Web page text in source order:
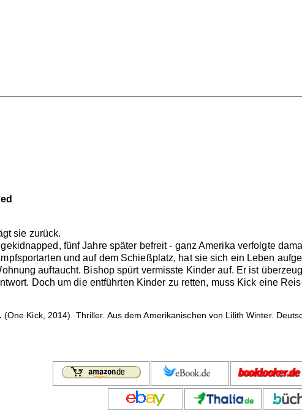
sie zurück.
fünf Jahre später befreit - ganz Amerika verfolgte
und auf dem Schießplatz, hat sie sich ein Leben
auftaucht. Bishop spürt vermisste Kinder auf. Er ist
Doch um die entführten Kinder zu retten, muss Kick eine
(One Kick, 2014). Thriller. Aus dem Amerikanischen von Lilith Winter.